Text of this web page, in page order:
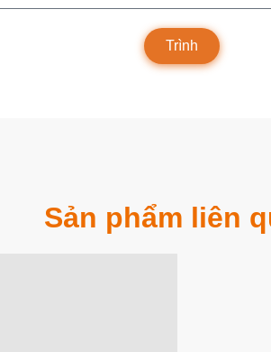
Trình
Sản phẩm liên